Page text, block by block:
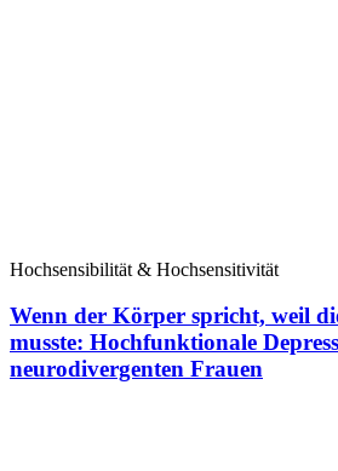
Hochsensibilität & Hochsensitivität
Wenn der Körper spricht, weil
musste: Hochfunktionale
neurodivergenten Frauen